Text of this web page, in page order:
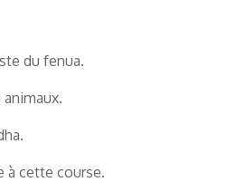
du fenua.
à cette course.